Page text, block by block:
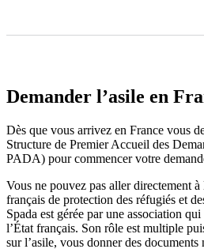
Demander l’asile en
Dès que vous arrivez en France vous
Structure de Premier Accueil des
PADA) pour commencer votre
Vous ne pouvez pas aller directement
français de protection des réfugiés et
Spada est gérée par une association
l’État français. Son rôle est multiple
sur l’asile, vous donner des documents